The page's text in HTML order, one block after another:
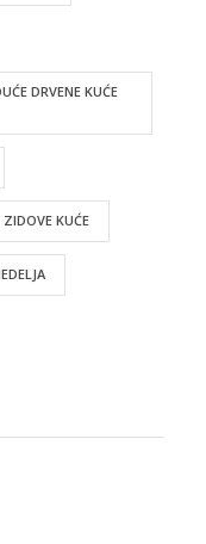
DRVENE KUĆE
KUĆE